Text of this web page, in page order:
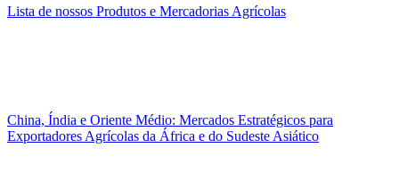
Lista de nossos Produtos e Mercadorias Agrícolas
China, Índia e Oriente Médio: Mercados Estratégicos para
Exportadores Agrícolas da África e do Sudeste Asiático